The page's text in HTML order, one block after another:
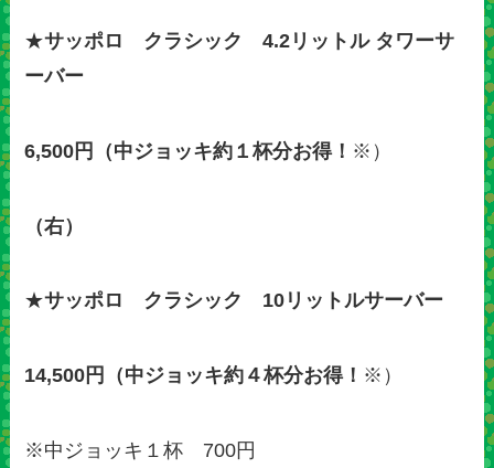
★サッポロ クラシック 4.2リットル タワーサ
ーバー
6,500円（中ジョッキ約１杯分お得！ ※）
（右）
★サッポロ クラシック 10リットルサーバー
14,500円（中ジョッキ約４杯分お得！ ※）
※中ジョッキ１杯 700円